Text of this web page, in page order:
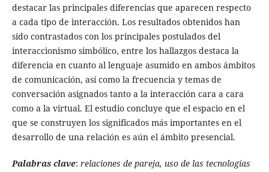
destacar las principales diferencias que aparecen respecto
a cada tipo de interacción. Los resultados obtenidos han
sido contrastados con los principales postulados del
interaccionismo simbólico, entre los hallazgos destaca la
diferencia en cuanto al lenguaje asumido en ambos ámbitos
de comunicación, así como la frecuencia y temas de
conversación asignados tanto a la interacción cara a cara
como a la virtual. El estudio concluye que el espacio en el
que se construyen los significados más importantes en el
desarrollo de una relación es aún el ámbito presencial.
Palabras clave: relaciones de pareja, uso de las tecnologías